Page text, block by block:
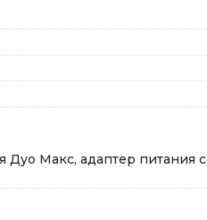
Дуо Макс, адаптер питания с